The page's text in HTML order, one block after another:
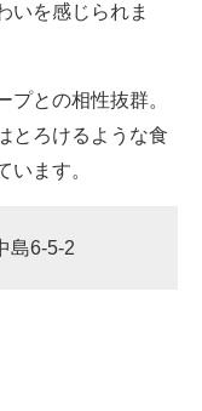
いを感じられま
との相性抜群。
とろけるような食
います。
島6-5-2